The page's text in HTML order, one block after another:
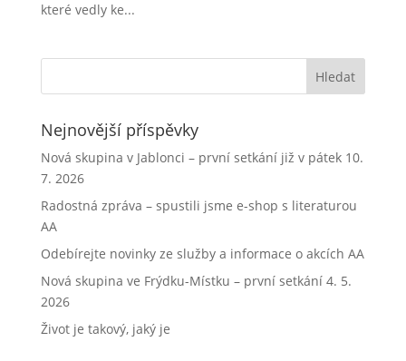
které vedly ke...
Nejnovější příspěvky
Nová skupina v Jablonci – první setkání již v pátek 10.
7. 2026
Radostná zpráva – spustili jsme e-shop s literaturou
AA
Odebírejte novinky ze služby a informace o akcích AA
Nová skupina ve Frýdku-Místku – první setkání 4. 5.
2026
Život je takový, jaký je